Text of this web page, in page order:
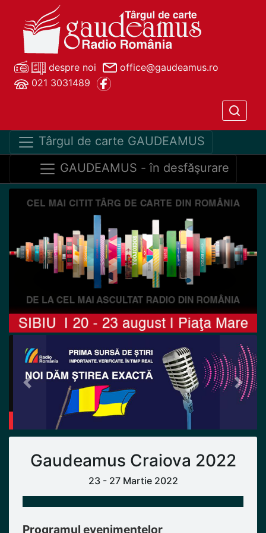
despre noi
office@gaudeamus.ro
021 3031489
Târgul de carte GAUDEAMUS
GAUDEAMUS - în desfăşurare
Previous Next
Gaudeamus Craiova 2022
23 - 27 Martie 2022
Programul evenimentelor